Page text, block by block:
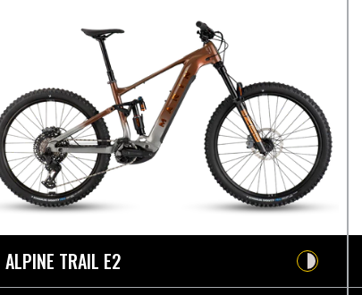
ALPINE TRAIL E2